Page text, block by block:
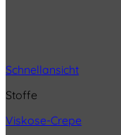
Schnellansicht
Stoffe
Viskose-Crepe